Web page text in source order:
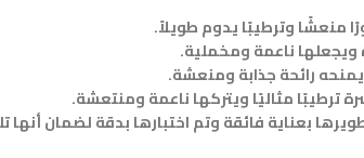
وترطيبًا يدوم طويلاً.
ناعمة ومخملية.
رائحة جذابة ومنعشة.
ترطيبًا مثاليًا ويتركها ناعمة ومنتعشة.